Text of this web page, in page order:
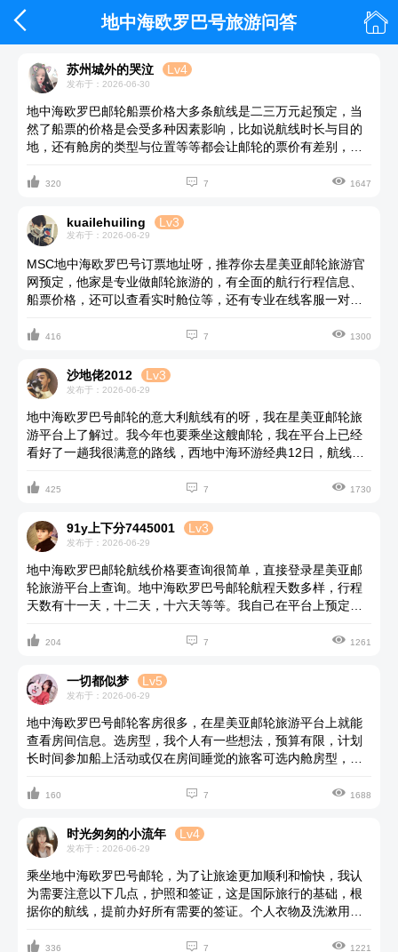
 地中海欧罗巴号旅游问答 
苏州城外的哭泣 Lv4
发布于：2026-06-30
地中海欧罗巴邮轮船票价格大多条航线是二三万元起预定，当
然了船票的价格是会受多种因素影响，比如说航线时长与目的
地，还有舱房的类型与位置等等都会让邮轮的票价有差别，你
平台选定航线和房型等进行查询。这个平台我经常用，很靠
 320  7  1647
kuailehuiling Lv3
发布于：2026-06-29
MSC地中海欧罗巴号订票地址呀，推荐你去星美亚邮轮旅游官
网预定，他家是专业做邮轮旅游的，有全面的航行行程信息、
船票价格，还可以查看实时舱位等，还有专业在线客服一对一
包含了国际段往返的国际飞机票及境内外的机场建设税、还有
务，但不包含船上的酒水套餐、部分特色餐厅和购物等附加项
目。MSC地中海欧罗巴号的航线很丰富，基本为长航线，比较
国 地中海巡游+海蚀洞+西葡全景深度之旅 SH航线等。
 416  7  1300
沙地佬2012 Lv3
发布于：2026-06-29
地中海欧罗巴号邮轮的意大利航线有的呀，我在星美亚邮轮旅
游平台上了解过。我今年也要乘坐这艘邮轮，我在平台上已经
看好了一趟我很满意的路线，西地中海环游经典12日，航线会
能感受到多国风情，人均三万多元就能住阳台房，我觉得很不
一下。
 425  7  1730
91y上下分7445001 Lv3
发布于：2026-06-29
地中海欧罗巴邮轮航线价格要查询很简单，直接登录星美亚邮
轮旅游平台上查询。地中海欧罗巴号邮轮航程天数多样，行程
天数有十一天，十二天，十六天等等。我自己在平台上预定的
有意大利，西班牙，法国等，预定的房型不同，票价会有差
介绍，餐厅还挺多的，有经典的美式牛排馆，极具亚洲风味的
海渡铁板烧等。我很期待我的这次邮轮旅行。
 204  7  1261
一切都似梦 Lv5
发布于：2026-06-29
地中海欧罗巴号邮轮客房很多，在星美亚邮轮旅游平台上就能
查看房间信息。选房型，我个人有一些想法，预算有限，计划
长时间参加船上活动或仅在房间睡觉的旅客可选内舱房型，希
追求放松私密空间，喜欢足不出户就能享受海景，晒太阳的旅
房是你的首选。对于两人同行，选择哪一种房型主要取决于您
的旅行习惯和预算。希望能帮到你哦。
 160  7  1688
时光匆匆的小流年 Lv4
发布于：2026-06-29
乘坐地中海欧罗巴号邮轮，为了让旅途更加顺利和愉快，我认
为需要注意以下几点，护照和签证，这是国际旅行的基础，根
据你的航线，提前办好所有需要的签证。个人衣物及洗漱用
金等。在邮轮上，每天会有日报。上面会详细列出所有餐厅娱
 336  7  1221